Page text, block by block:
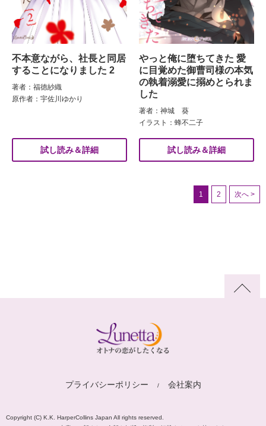
不本意ながら、社長と同居
することになりました 2
著者：福徳紗織
原作者：宇佐川ゆかり
試し読み＆詳細
やっと俺に堕ちてきた 愛
に目覚めた御曹司様の本気
の執着溺愛に搦めとられま
した
著者：神城 葵
イラスト：蜂不二子
試し読み＆詳細
1 2 次へ >
プライバシーポリシー 会社案内
Copyright (C) K.K. HarperCollins Japan All rights reserved.